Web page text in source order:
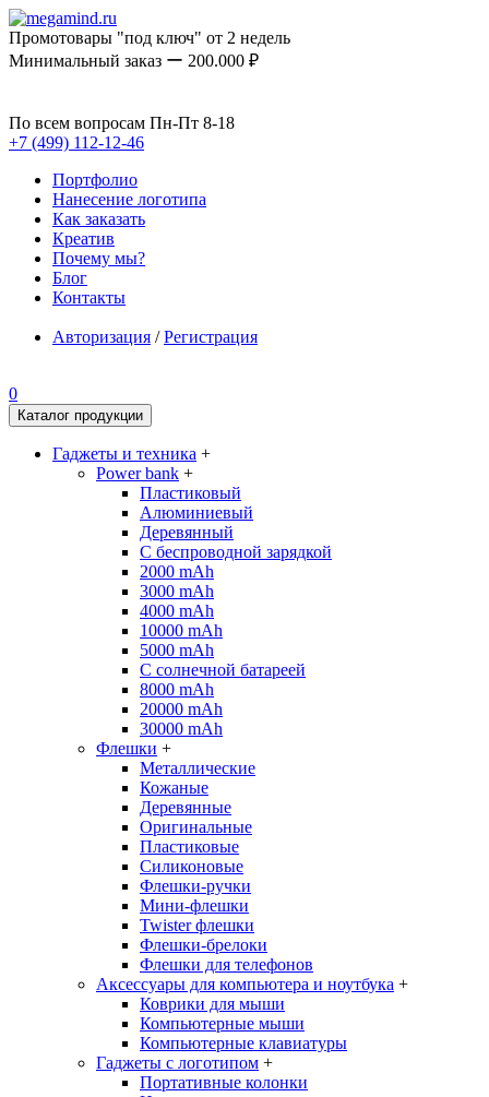
Промотовары "под ключ" от 2 недель
Минимальный заказ ー 200.000 ₽
По всем вопросам Пн-Пт 8-18
+7 (499) 112-12-46
Портфолио
Нанесение логотипа
Как заказать
Креатив
Почему мы?
Блог
Контакты
Авторизация /Регистрация
0
Каталог продукции
Гаджеты и техника +
Power bank +
Пластиковый
Алюминиевый
Деревянный
С беспроводной зарядкой
2000 mAh
3000 mAh
4000 mAh
10000 mAh
5000 mAh
С солнечной батареей
8000 mAh
20000 mAh
30000 mAh
Флешки +
Металлические
Кожаные
Деревянные
Оригинальные
Пластиковые
Силиконовые
Флешки-ручки
Мини-флешки
Twister флешки
Флешки-брелоки
Флешки для телефонов
Аксессуары для компьютера и ноутбука +
Коврики для мыши
Компьютерные мыши
Компьютерные клавиатуры
Гаджеты с логотипом +
Портативные колонки